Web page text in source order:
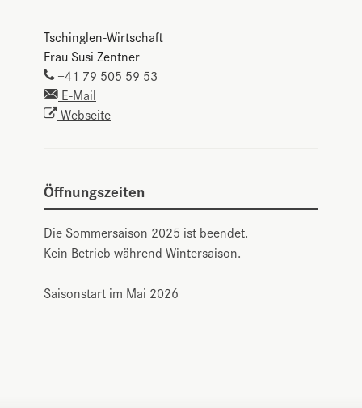
Tschinglen-Wirtschaft
Frau Susi Zentner
+41 79 505 59 53
E-Mail
Webseite
Öffnungszeiten
Die Sommersaison 2025 ist beendet.
Kein Betrieb während Wintersaison.
Saisonstart im Mai 2026